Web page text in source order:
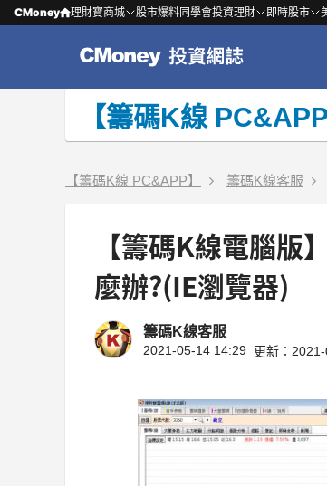
CMoney 理財寶商城 股市爆料同學會投資理財 即時股市
【籌碼K線 PC&APP
【籌碼K線 PC&APP】 籌碼K線客服
【籌碼K線電腦
麼辦?(IE瀏覽器)
籌碼K線客服
2021-05-14 14:29 更新：